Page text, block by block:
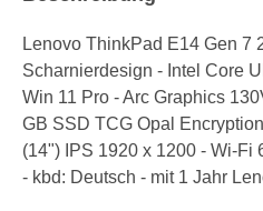
Lenovo ThinkPad E14 Gen 7
Scharnierdesign - Intel Core
Win 11 Pro - Arc Graphics
GB SSD TCG Opal
(14") IPS 1920 x 1200 - Wi-Fi
- kbd: Deutsch - mit 1 Jahr